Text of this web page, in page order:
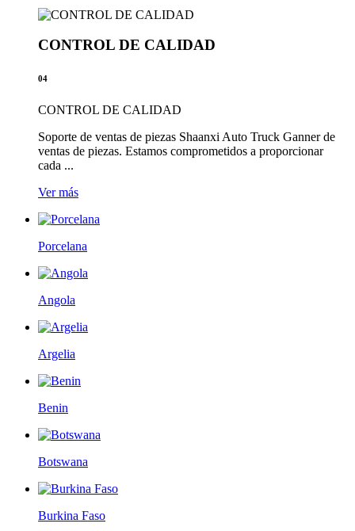
CONTROL DE CALIDAD
04
CONTROL DE CALIDAD
Soporte de ventas de piezas Shaanxi Auto Truck Ganner de
ventas de piezas. Estamos comprometidos a proporcionar
cada ...
Ver más
Porcelana
Angola
Argelia
Benin
Botswana
Burkina Faso